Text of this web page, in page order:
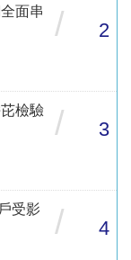
面串
/ 2
檢驗
/ 3
受影
/ 4